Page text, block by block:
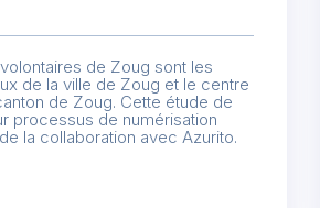
de Zoug sont les
de la ville de Zoug et le centre
de Zoug. Cette étude de
processus de numérisation
la collaboration avec Azurito.